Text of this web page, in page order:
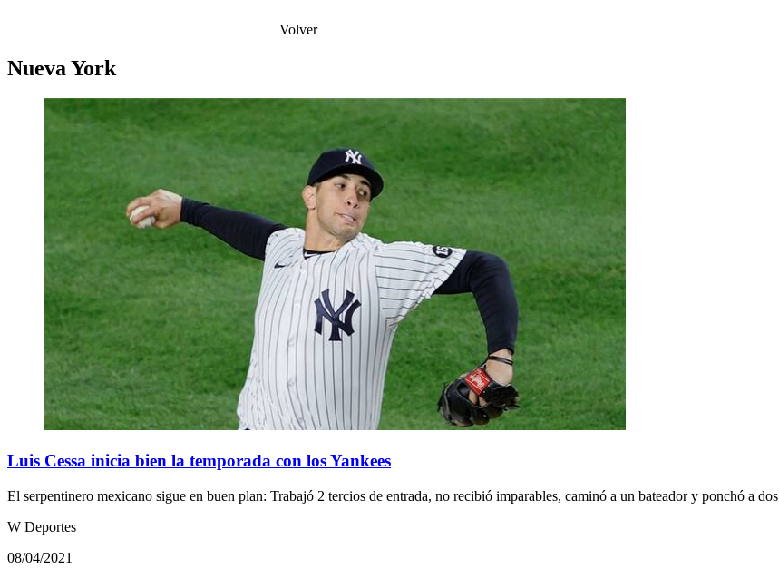
Volver
Nueva York
Luis Cessa inicia bien la temporada con los Yankees
El serpentinero mexicano sigue en buen plan: Trabajó 2 tercios de entrada, no recibió imparables, caminó a un bateador y ponchó a dos
W Deportes
08/04/2021